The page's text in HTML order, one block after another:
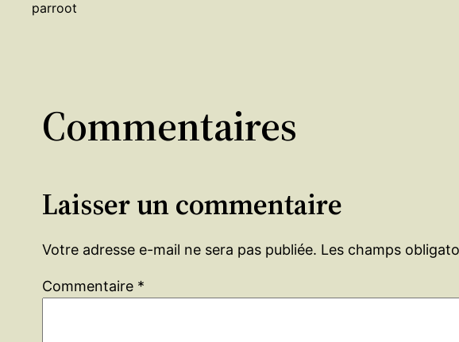
parroot
Commentaires
Laisser un commentaire
Votre adresse e-mail ne sera pas publiée. Les champs
Commentaire *